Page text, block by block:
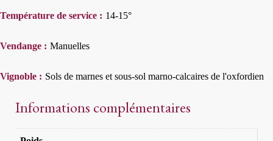
Température de service : 14-15°
Vendange : Manuelles
Vignoble : Sols de marnes et sous-sol marno-calcaires de l'oxfordien
Informations complémentaires